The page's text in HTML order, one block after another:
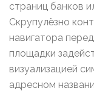
страниц банков
Скрупулёзно
навигатора
площадки
визуализацией
адресном